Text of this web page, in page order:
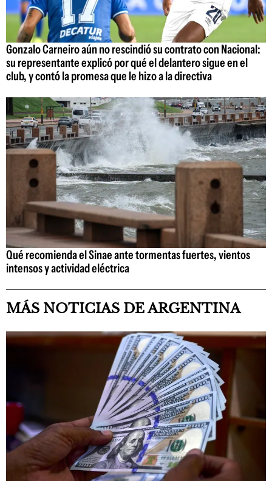
Gonzalo Carneiro aún no rescindió su contrato con Nacional:
su representante explicó por qué el delantero sigue en el
club, y contó la promesa que le hizo a la directiva
Qué recomienda el Sinae ante tormentas fuertes, vientos
intensos y actividad eléctrica
MÁS NOTICIAS DE ARGENTINA